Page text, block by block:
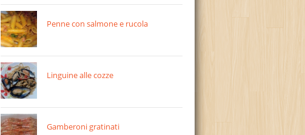
Penne con salmone e rucola
Linguine alle cozze
Gamberoni gratinati